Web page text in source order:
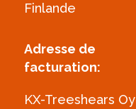
Finlande
Adresse de
facturation:
KX-Treeshears Oy